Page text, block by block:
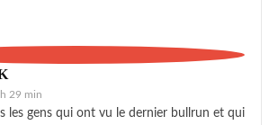
29 min
les gens qui ont vu le dernier bullrun et qui